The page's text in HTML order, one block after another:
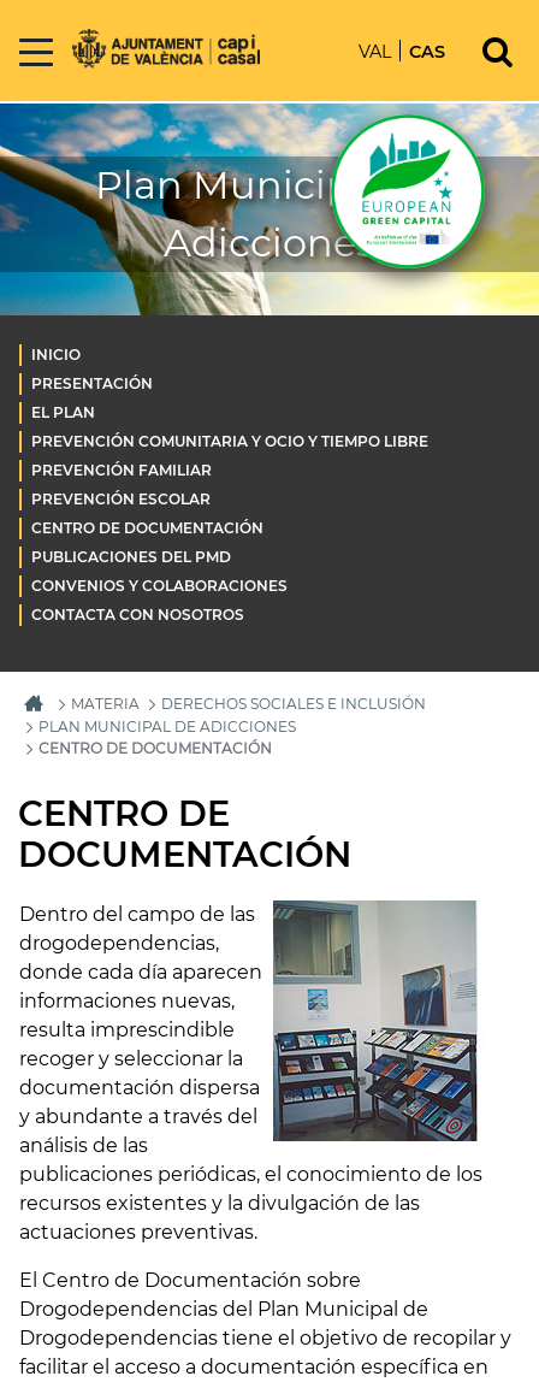
VAL CAS
Plan Municipal de
Adicciones
INICIO
PRESENTACIÓN
EL PLAN
PREVENCIÓN COMUNITARIA Y OCIO Y TIEMPO LIBRE
PREVENCIÓN FAMILIAR
PREVENCIÓN ESCOLAR
CENTRO DE DOCUMENTACIÓN
PUBLICACIONES DEL PMD
CONVENIOS Y COLABORACIONES
CONTACTA CON NOSOTROS
MATERIA
DERECHOS SOCIALES E INCLUSIÓN
PLAN MUNICIPAL DE ADICCIONES
CENTRO DE DOCUMENTACIÓN
CENTRO DE
DOCUMENTACIÓN
Dentro del campo de las
drogodependencias,
donde cada día aparecen
informaciones nuevas,
resulta imprescindible
recoger y seleccionar la
documentación dispersa
y abundante a través del
análisis de las
publicaciones periódicas, el conocimiento de los
recursos existentes y la divulgación de las
actuaciones preventivas.
El Centro de Documentación sobre
Drogodependencias del Plan Municipal de
Drogodependencias tiene el objetivo de recopilar y
facilitar el acceso a documentación específica en